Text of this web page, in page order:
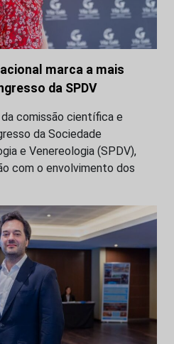
marca a mais
da SPDV
comissão científica e
da Sociedade
e Venereologia (SPDV),
com o envolvimento dos